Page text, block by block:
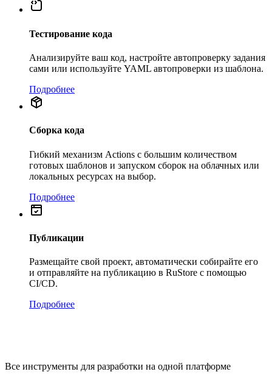
Тестирование кода
Анализируйте ваш код, настройте автопроверку задания
сами или используйте YAML автопроверки из шаблона.
Подробнее
Сборка кода
Гибкий механизм Actions с большим количеством
готовых шаблонов и запуском сборок на облачных или
локальных ресурсах на выбор.
Подробнее
Публикации
Размещайте свой проект, автоматически собирайте его
и отправляйте на публикацию в RuStore с помощью
CI/CD.
Подробнее
Все инструменты для разработки на одной платформе